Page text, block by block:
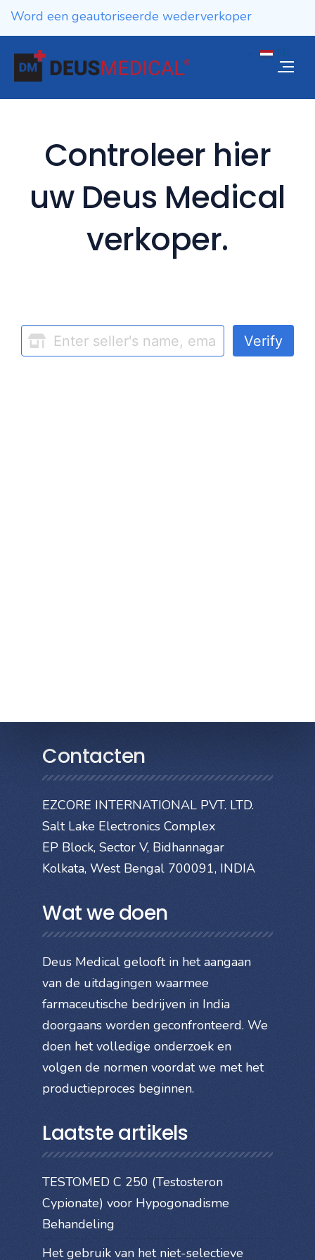
Word een geautoriseerde wederverkoper
Controleer hier
uw Deus Medical
verkoper.
Contacten
EZCORE INTERNATIONAL PVT. LTD.
Salt Lake Electronics Complex
EP Block, Sector V, Bidhannagar
Kolkata, West Bengal 700091, INDIA
Wat we doen
Deus Medical gelooft in het aangaan
van de uitdagingen waarmee
farmaceutische bedrijven in India
doorgaans worden geconfronteerd. We
doen het volledige onderzoek en
volgen de normen voordat we met het
productieproces beginnen.
Laatste artikels
TESTOMED C 250 (Testosteron
Cypionate) voor Hypogonadisme
Behandeling
Het gebruik van het niet-selectieve